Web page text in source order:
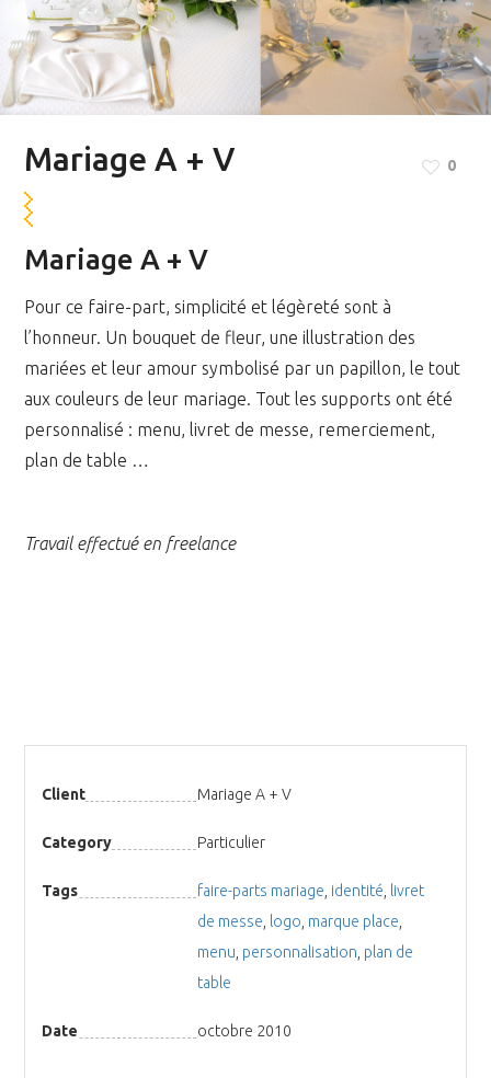
Mariage A + V 0
Mariage A + V
Pour ce faire-part, simplicité et légèreté sont à
l’honneur. Un bouquet de fleur, une illustration des
mariées et leur amour symbolisé par un papillon, le tout
aux couleurs de leur mariage. Tout les supports ont été
personnalisé : menu, livret de messe, remerciement,
plan de table …
Travail effectué en freelance
Client Mariage A + V
Category Particulier
Tags faire-parts mariage, identité, livret
de messe, logo, marque place,
menu, personnalisation, plan de
table
Date octobre 2010